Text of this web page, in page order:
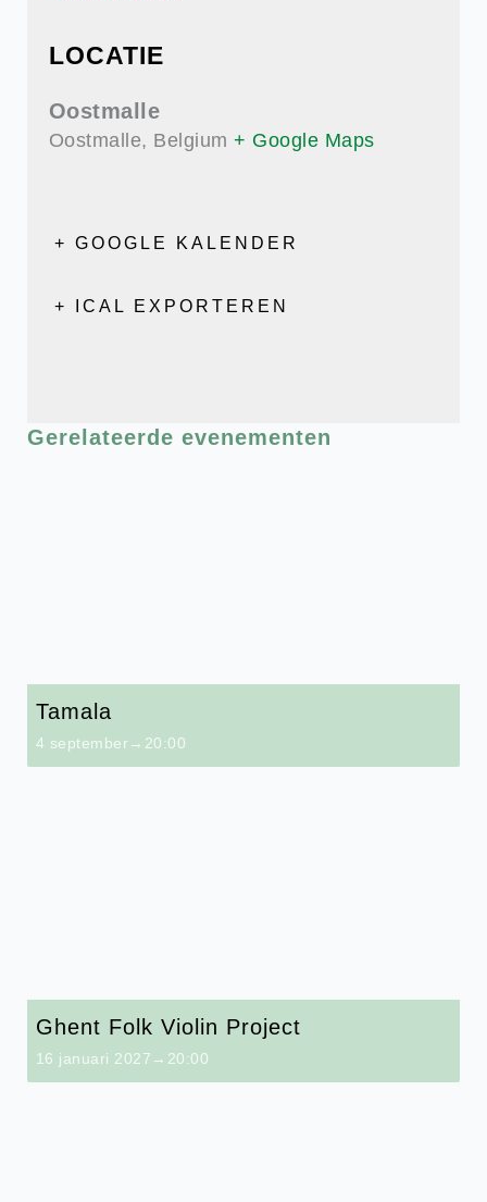
LOCATIE
Oostmalle
Oostmalle, Belgium + Google Maps
+ GOOGLE KALENDER
+ ICAL EXPORTEREN
Gerelateerde evenementen
Tamala
4 september→20:00
Ghent Folk Violin Project
16 januari 2027→20:00